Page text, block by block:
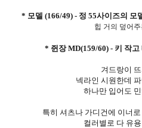
* 모델 (166/49) - 정 55사이즈의 모
힙 거의 덮어
* 쥔장 MD(159/60) - 키 작
겨드랑이
넥라인 시원한데
하나만 입어도 민
특히 셔츠나 가디건에 이너
컬러별로 다 유